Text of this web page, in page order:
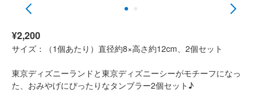
¥2,200
サイズ：（1個あたり）直径約8×高さ約12cm、2個セット
東京ディズニーランドと東京ディズニーシーがモチーフになっ
た、おみやげにぴったりなタンブラー2個セット♪